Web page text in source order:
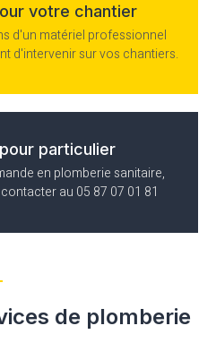
votre chantier
d'un matériel professionnel
d'intervenir sur vos chantiers.
particulier
en plomberie sanitaire,
au 05 87 07 01 81
de plomberie